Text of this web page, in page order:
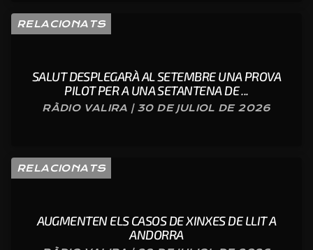
RELACIONATS
SALUT DESPLEGARÀ AL SETEMBRE UNA PROVA
PILOT PER A UNA SETANTENA DE ...
RÀDIO VALIRA | 30 DE JULIOL DE 2026
RELACIONATS
AUGMENTEN ELS CASOS DE XINXES DE LLIT A
ANDORRA